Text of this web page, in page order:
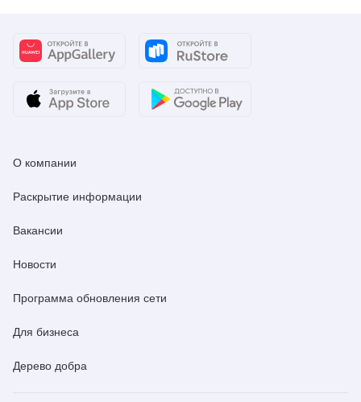
О компании
Раскрытие информации
Вакансии
Новости
Программа обновления сети
Для бизнеса
Дерево добра